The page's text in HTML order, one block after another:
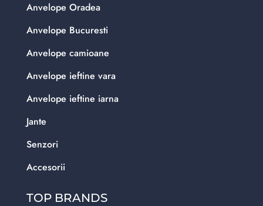
Anvelope Oradea
Anvelope Bucuresti
Anvelope camioane
Anvelope ieftine vara
Anvelope ieftine iarna
Jante
Senzori
Accesorii
TOP BRANDS